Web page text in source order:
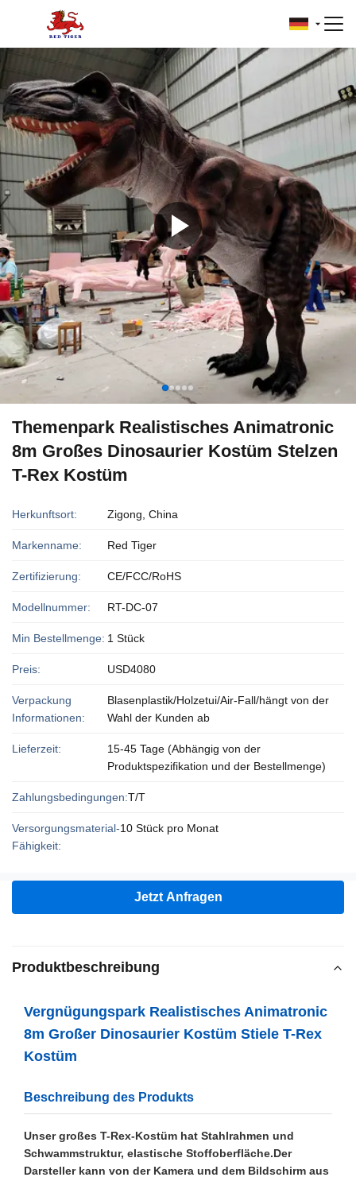
Themenpark Realistisches Animatronic
8m Großes Dinosaurier Kostüm Stelzen
T-Rex Kostüm
Herkunftsort: Zigong, China
Markenname: Red Tiger
Zertifizierung: CE/FCC/RoHS
Modellnummer: RT-DC-07
Min Bestellmenge: 1 Stück
Preis: USD4080
Verpackung
Informationen:
Blasenplastik/Holzetui/Air-Fall/hängt von der
Wahl der Kunden ab
Lieferzeit:
15-45 Tage (Abhängig von der
Produktspezifikation und der Bestellmenge)
Zahlungsbedingungen:T/T
Versorgungsmaterial-
Fähigkeit:
10 Stück pro Monat
Jetzt Anfragen
Produktbeschreibung
Vergnügungspark Realistisches Animatronic
8m Großer Dinosaurier Kostüm Stiele T-Rex
Kostüm
Beschreibung des Produkts
Unser großes T-Rex-Kostüm hat Stahlrahmen und
Schwammstruktur, elastische Stoffoberfläche.Der
Darsteller kann von der Kamera und dem Bildschirm aus